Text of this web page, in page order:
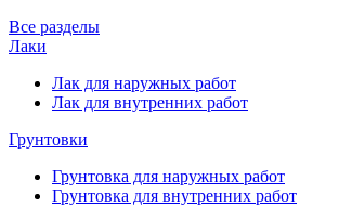
Все разделы
Лаки
Лак для наружных работ
Лак для внутренних работ
Грунтовки
Грунтовка для наружных работ
Грунтовка для внутренних работ